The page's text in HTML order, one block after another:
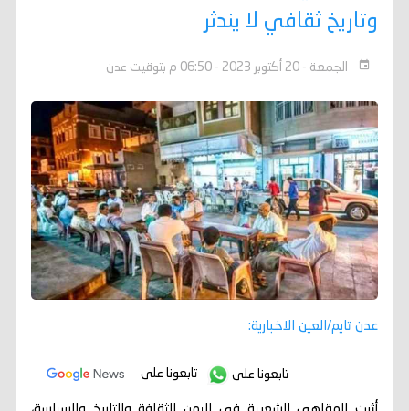
وتاريخ ثقافي لا يندثر
الجمعة - 20 أكتوبر 2023 - 06:50 م بتوقيت عدن
عدن تايم/العين الاخبارية:
تابعونا على تابعونا على